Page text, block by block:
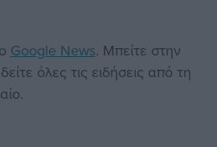
Google News. Μπείτε στην
όλες τις ειδήσεις από τη